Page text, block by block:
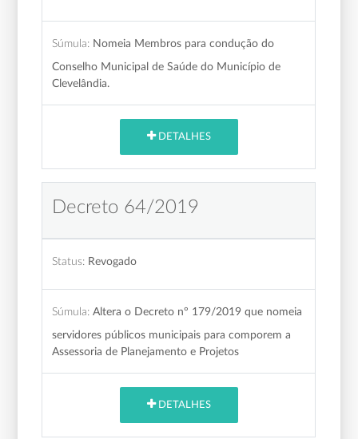
Súmula: Nomeia Membros para condução do
Conselho Municipal de Saúde do Município de
Clevelândia.
DETALHES
Decreto 64/2019
Status: Revogado
Súmula: Altera o Decreto nº 179/2019 que nomeia
servidores públicos municipais para comporem a
Assessoria de Planejamento e Projetos
DETALHES